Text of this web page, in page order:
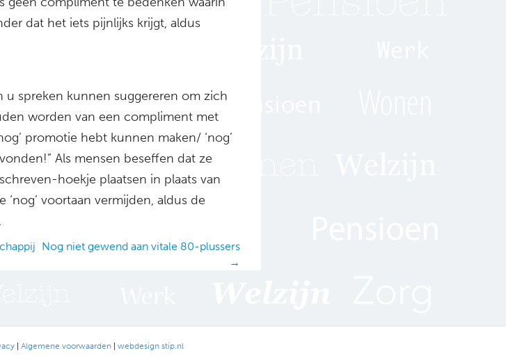
dat het iets pijnlijks krijgt, aldus
u spreken kunnen suggereren om zich
worden van een compliment met
promotie hebt kunnen maken/ ‘nog’
Als mensen beseffen dat ze
hoekje plaatsen in plaats van
voortaan vermijden, aldus de
Nog niet gewend aan vitale 80-plussers
→
| Algemene voorwaarden | webdesign stip.nl